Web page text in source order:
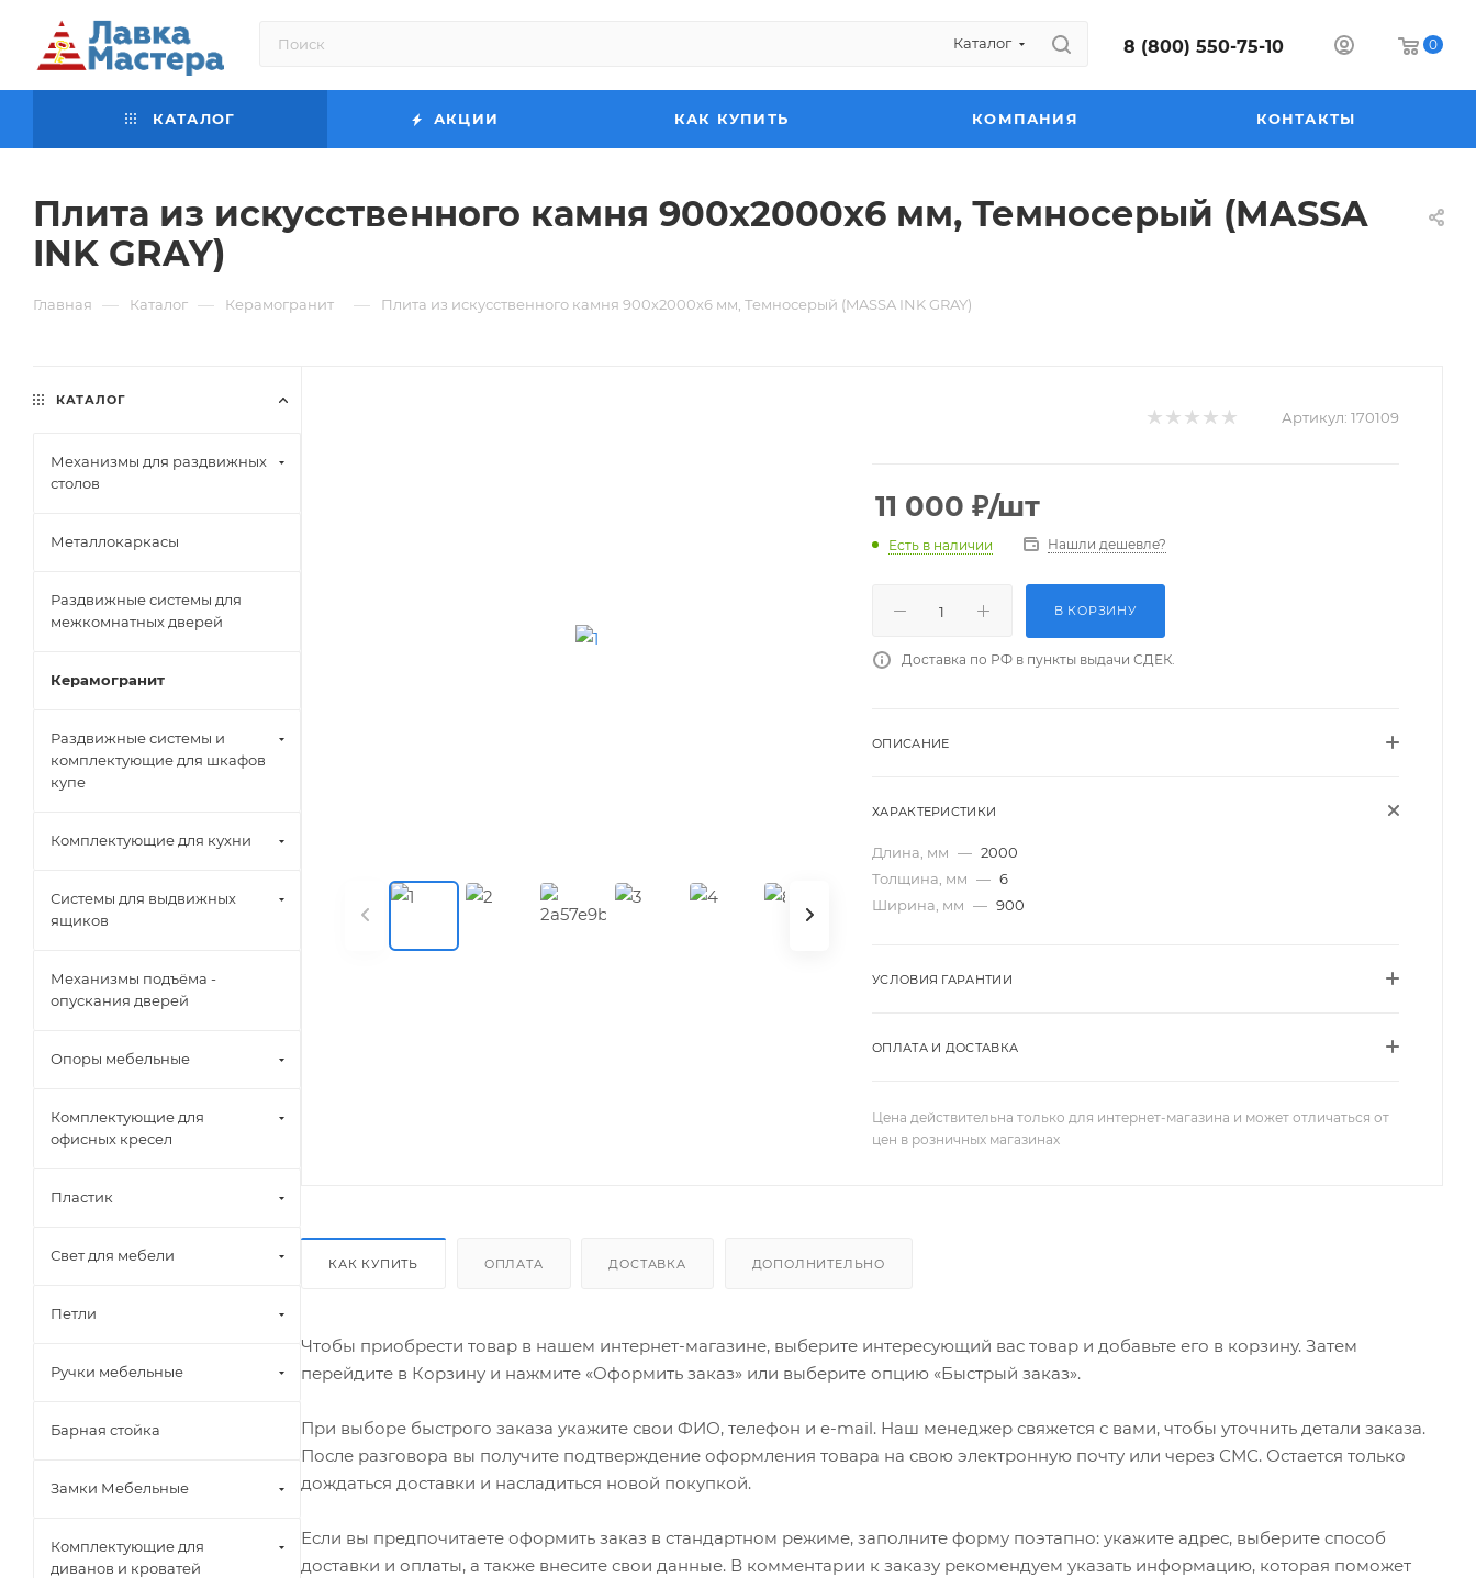
Каталог 8 (800) 550-75-10 0
КАТАЛОГ АКЦИИ КАК КУПИТЬ КОМПАНИЯ КОНТАКТЫ
Плита из искусственного камня 900х2000х6 мм, Темносерый (MASSA
INK GRAY)
Главная — Каталог — Керамогранит — Плита из искусственного камня 900х2000х6 мм, Темносерый (MASSA INK GRAY)
Артикул: 170109
11 000 ₽/шт
Есть в наличии Нашли дешевле?
В КОРЗИНУ
Доставка по РФ в пункты выдачи СДЕК.
ОПИСАНИЕ
ХАРАКТЕРИСТИКИ
Длина, мм — 2000
Толщина, мм — 6
Ширина, мм — 900
УСЛОВИЯ ГАРАНТИИ
ОПЛАТА И ДОСТАВКА
Цена действительна только для интернет-магазина и может отличаться от
цен в розничных магазинах
КАК КУПИТЬ ОПЛАТА ДОСТАВКА ДОПОЛНИТЕЛЬНО
Чтобы приобрести товар в нашем интернет-магазине, выберите интересующий вас товар и добавьте его в корзину. Затем
перейдите в Корзину и нажмите «Оформить заказ» или выберите опцию «Быстрый заказ».
При выборе быстрого заказа укажите свои ФИО, телефон и e-mail. Наш менеджер свяжется с вами, чтобы уточнить детали заказа.
После разговора вы получите подтверждение оформления товара на свою электронную почту или через СМС. Остается только
дождаться доставки и насладиться новой покупкой.
Если вы предпочитаете оформить заказ в стандартном режиме, заполните форму поэтапно: укажите адрес, выберите способ
доставки и оплаты, а также внесите свои данные. В комментарии к заказу рекомендуем указать информацию, которая поможет
КАТАЛОГ
Механизмы для раздвижных
столов
Металлокаркасы
Раздвижные системы для
межкомнатных дверей
Керамогранит
Раздвижные системы и
комплектующие для шкафов
купе
Комплектующие для кухни
Системы для выдвижных
ящиков
Механизмы подъёма -
опускания дверей
Опоры мебельные
Комплектующие для
офисных кресел
Пластик
Свет для мебели
Петли
Ручки мебельные
Барная стойка
Замки Мебельные
Комплектующие для
диванов и кроватей